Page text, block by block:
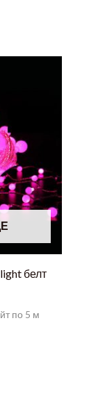
белт
по 5 м